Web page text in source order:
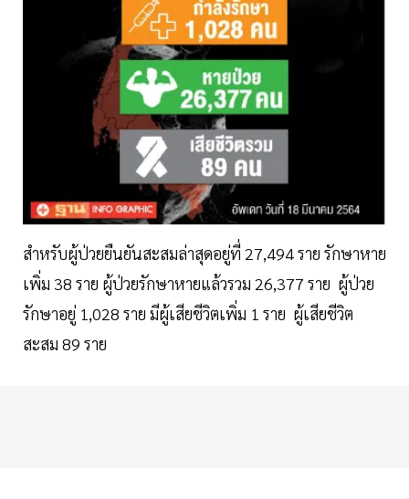
สำหรับผู้ป่วยยืนยันสะสมล่าสุดอยู่ที่ 27,494 ราย รักษาหาย
เพิ่ม 38 ราย ผู้ป่วยรักษาหายแล้วรวม 26,377 ราย ผู้ป่วย
รักษาอยู่ 1,028 ราย มีผู้เสียชีวิตเพิ่ม 1 ราย ผู้เสียชีวิต
สะสม 89 ราย